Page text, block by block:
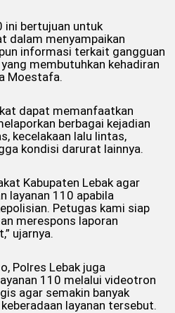
ini bertujuan untuk
dalam menyampaikan
informasi terkait gangguan
membutuhkan kehadiran
Moestafa.
dapat memanfaatkan
berbagai kejadian
kecelakaan lalu lintas,
kondisi darurat lainnya.
Kabupaten Lebak agar
layanan 110 apabila
Petugas kami siap
merespons laporan
ujarnya.
Polres Lebak juga
110 melalui videotron
agar semakin banyak
layanan tersebut.